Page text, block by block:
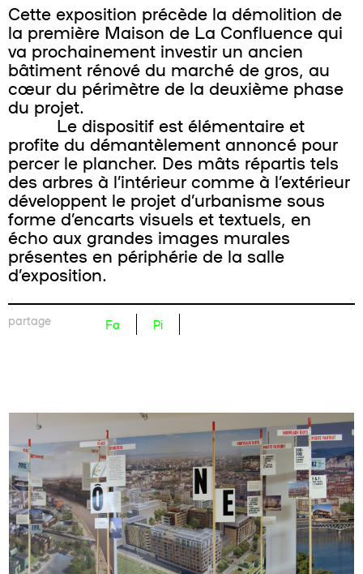
Cette exposition précède la démolition de
la première Maison de La Confluence qui
va prochainement investir un ancien
bâtiment rénové du marché de gros, au
cœur du périmètre de la deuxième phase
du projet.
Le dispositif est élémentaire et
profite du démantèlement annoncé pour
percer le plancher. Des mâts répartis tels
des arbres à l’intérieur comme à l’extérieur
développent le projet d’urbanisme sous
forme d’encarts visuels et textuels, en
écho aux grandes images murales
présentes en périphérie de la salle
d’exposition.
partage Fa Pi